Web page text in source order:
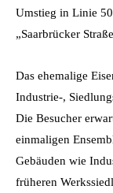
Umstieg in Linie
„Saarbrücker
Das ehemalige
Industrie-,
Die Besucher
einmaligen
Gebäuden wie
früheren